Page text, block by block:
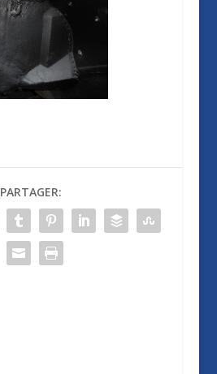
PARTAGER: